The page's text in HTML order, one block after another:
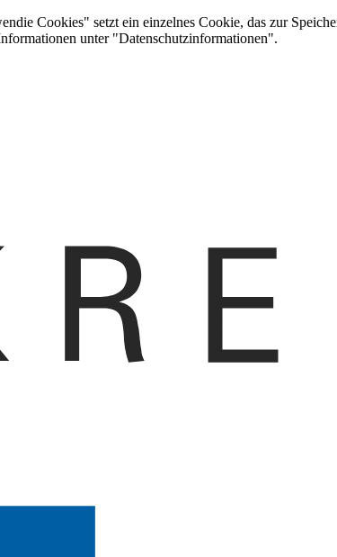
Cookies" setzt ein einzelnes Cookie, das zur
unter "Datenschutzinformationen".